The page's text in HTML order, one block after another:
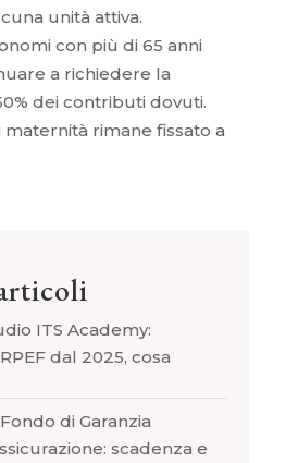
unità attiva.
con più di 65 anni
a richiedere la
dei contributi dovuti.
rimane fissato a
ITS Academy:
dal 2025, cosa
di Garanzia
scadenza e